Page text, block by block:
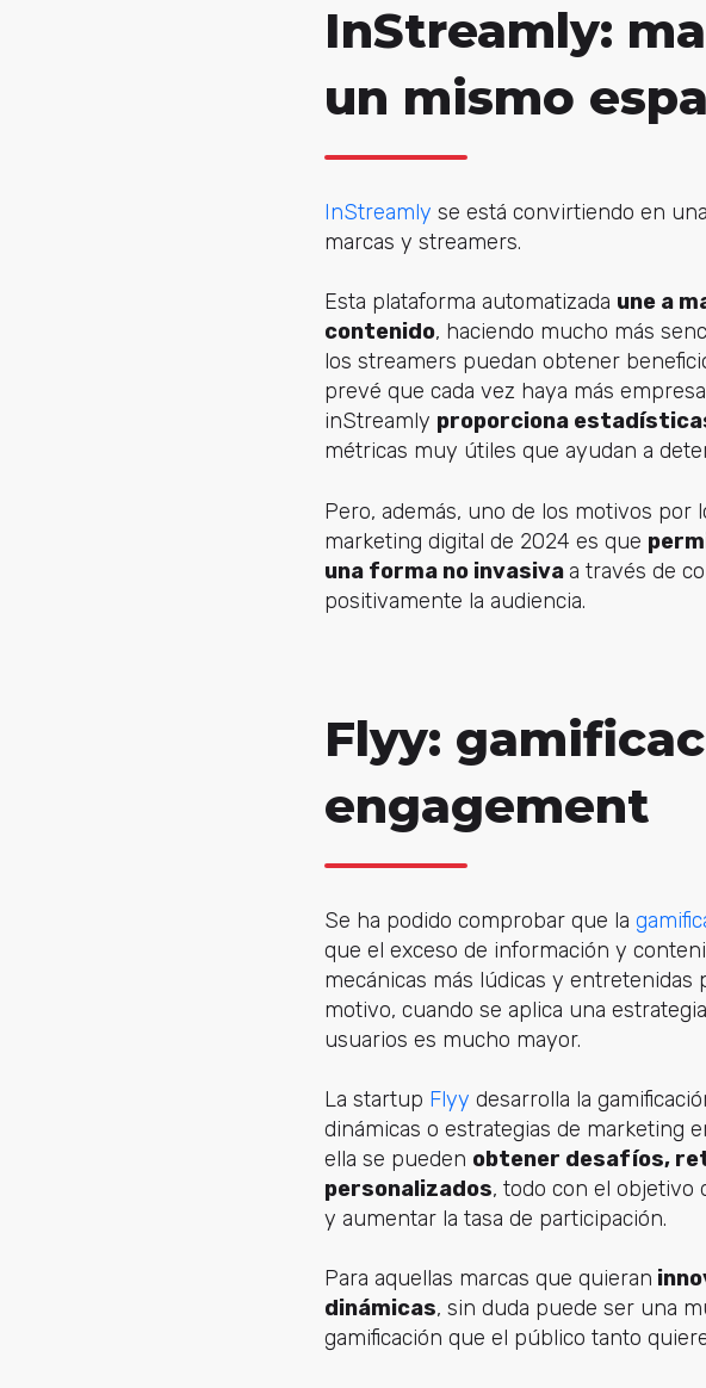
InStreamly:
un mismo
InStreamly se está convirtiendo en
marcas y streamers.
Esta plataforma automatizada une a
contenido, haciendo mucho más
los streamers puedan obtener
prevé que cada vez haya más
inStreamly proporciona
métricas muy útiles que ayudan a
Pero, además, uno de los motivos
marketing digital de 2024 es que
una forma no invasiva a través de
positivamente la audiencia.
Flyy:
engagement
Se ha podido comprobar que la
que el exceso de información y
mecánicas más lúdicas y
motivo, cuando se aplica una
usuarios es mucho mayor.
La startup Flyy desarrolla la
dinámicas o estrategias de marketing
ella se pueden obtener desafíos,
personalizados, todo con el objetivo
y aumentar la tasa de participación.
Para aquellas marcas que quieran
dinámicas, sin duda puede ser una
gamificación que el público tanto